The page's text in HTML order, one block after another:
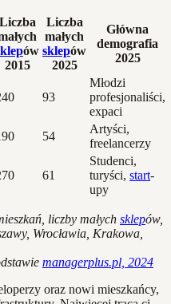
Liczba
ów
2015
Liczba
małych
sklepów
2025
Główna
demografia
2025
93
Młodzi
profesjonaliści,
expaci
54
Artyści,
freelancerzy
61
Studenci,
turyści, start-
upy
liczby małych sklepów,
Wrocławia, Krakowa,
managerplus.pl, 2024
oraz nowi mieszkańcy,